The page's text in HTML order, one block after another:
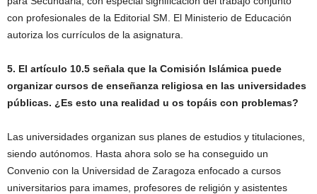
con profesionales de la Editorial SM. El Ministerio de Educación
autoriza los currículos de la asignatura.
5. El artículo 10.5 señala que la Comisión Islámica puede
organizar cursos de enseñanza religiosa en las universidades
públicas. ¿Es esto una realidad u os topáis con problemas?
Las universidades organizan sus planes de estudios y titulaciones,
siendo autónomos. Hasta ahora solo se ha conseguido un
Convenio con la Universidad de Zaragoza enfocado a cursos
universitarios para imames, profesores de religión y asistentes